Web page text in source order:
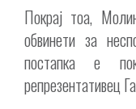
Покрај тоа,
обвинети за
постапка е
репрезентативец